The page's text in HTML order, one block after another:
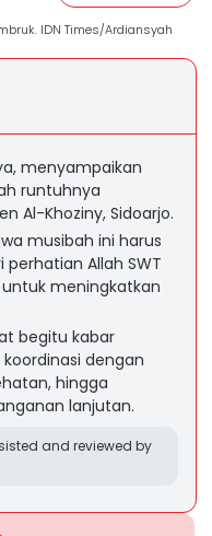
IDN Times/Ardiansyah
menyampaikan
runtuhnya
Al-Khoziny, Sidoarjo.
musibah ini harus
Allah SWT
meningkatkan
begitu kabar
dengan
hingga
lanjutan.
and reviewed by